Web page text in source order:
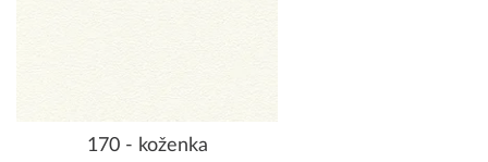
170 - koženka